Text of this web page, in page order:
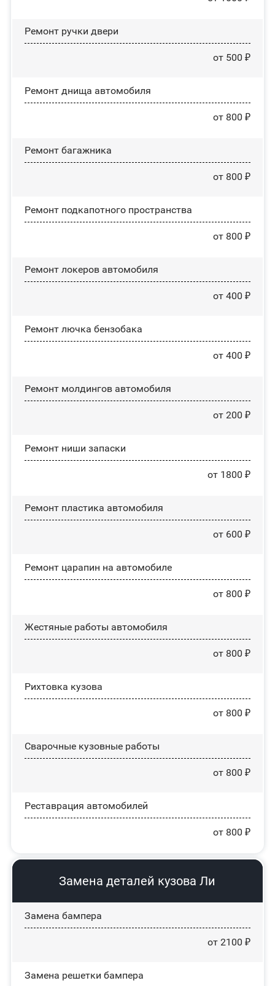
Ремонт ручки двери
от 500 ₽
Ремонт днища автомобиля
от 800 ₽
Ремонт багажника
от 800 ₽
Ремонт подкапотного пространства
от 800 ₽
Ремонт лoĸepoв автомобиля
от 400 ₽
Ремонт лючка бензобака
от 400 ₽
Ремонт молдингов автомобиля
от 200 ₽
Ремонт ниши запаски
от 1800 ₽
Ремонт пластика автомобиля
от 600 ₽
Ремонт царапин на автомобиле
от 800 ₽
Жестяные работы автомобиля
от 800 ₽
Рихтовка кузова
от 800 ₽
Сварочные кузовные работы
от 800 ₽
Реставрация автомобилей
от 800 ₽
Замена деталей кузова Ли
Замена бампера
от 2100 ₽
Замена решетки бампера